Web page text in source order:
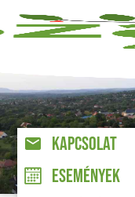
KAPCSOLAT
ESEMÉNYEK